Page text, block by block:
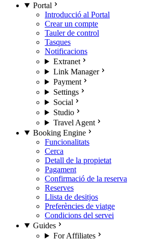
Portal
Introducció al Portal
Crear un compte
Tauler de control
Tasques
Notificacions
Extranet
Link Manager
Payment
Settings
Social
Studio
Travel Agent
Booking Engine
Funcionalitats
Cerca
Detall de la propietat
Pagament
Confirmació de la reserva
Reserves
Llista de desitjos
Preferències de viatge
Condicions del servei
Guides
For Affiliates